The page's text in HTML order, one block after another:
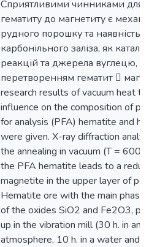
Сприятливими чинниками для
гематиту до магнетиту є
рудного порошку та наявність
карбонільного заліза, як
реакцій та джерела вуглецю,
перетворенням гематит 
research results of vacuum heat
influence on the composition of
for analysis (PFA) hematite and
were given. X-ray diffraction
the annealing in vacuum (Т = 600
the PFA hematite leads to a
magnetite in the upper layer of
Hematite ore with the main phase
of the oxides SiO2 and Fe2O3,
up in the vibration mill (30 h. in an
atmosphere, 10 h. in a water and